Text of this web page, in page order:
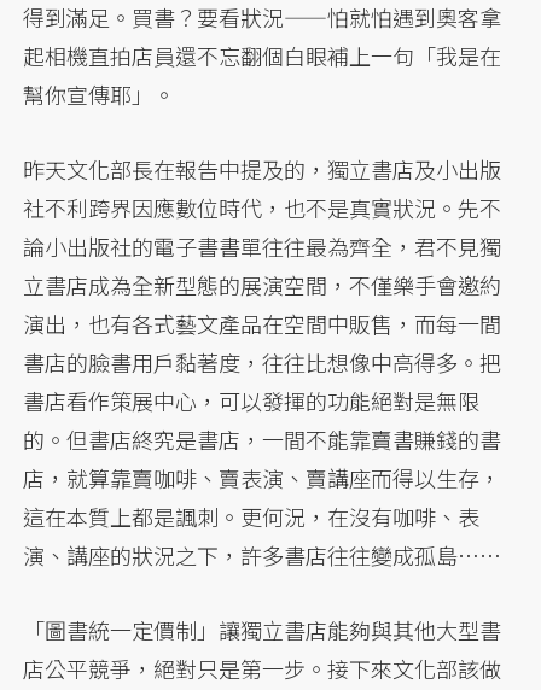
得到滿足。買書？要看狀況——怕就怕遇到奧客拿
起相機直拍店員還不忘翻個白眼補上一句「我是在
幫你宣傳耶」。
昨天文化部長在報告中提及的，獨立書店及小出版
社不利跨界因應數位時代，也不是真實狀況。先不
論小出版社的電子書書單往往最為齊全，君不見獨
立書店成為全新型態的展演空間，不僅樂手會邀約
演出，也有各式藝文產品在空間中販售，而每一間
書店的臉書用戶黏著度，往往比想像中高得多。把
書店看作策展中心，可以發揮的功能絕對是無限
的。但書店終究是書店，一間不能靠賣書賺錢的書
店，就算靠賣咖啡、賣表演、賣講座而得以生存，
這在本質上都是諷刺。更何況，在沒有咖啡、表
演、講座的狀況之下，許多書店往往變成孤島……
「圖書統一定價制」讓獨立書店能夠與其他大型書
店公平競爭，絕對只是第一步。接下來文化部該做